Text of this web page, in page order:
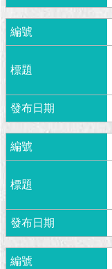
成
果
政
料
館
發
臺
動
主